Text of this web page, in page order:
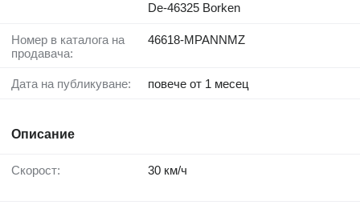
De-46325 Borken
Номер в каталога на
продавача:
46618-MPANNMZ
Дата на публикуване: повече от 1 месец
Описание
Скорост: 30 км/ч